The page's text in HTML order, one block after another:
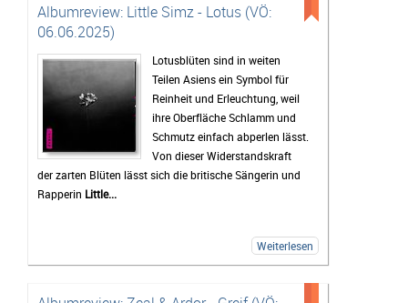
Albumreview: Little Simz - Lotus (VÖ:
06.06.2025)
Lotusblüten sind in weiten
Teilen Asiens ein Symbol für
Reinheit und Erleuchtung, weil
ihre Oberfläche Schlamm und
Schmutz einfach abperlen lässt.
Von dieser Widerstandskraft
der zarten Blüten lässt sich die britische Sängerin und
Rapperin Little...
Weiterlesen